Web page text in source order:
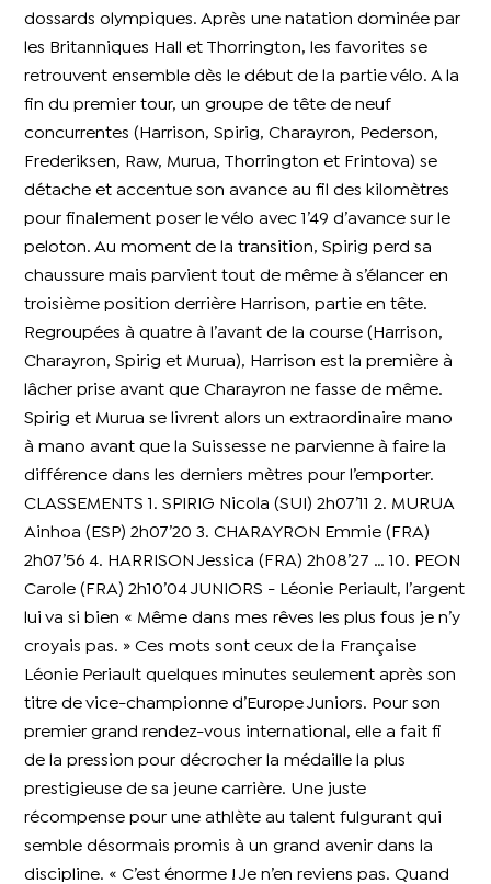
dossards olympiques. Après une natation dominée par
les Britanniques Hall et Thorrington, les favorites se
retrouvent ensemble dès le début de la partie vélo. A la
fin du premier tour, un groupe de tête de neuf
concurrentes (Harrison, Spirig, Charayron, Pederson,
Frederiksen, Raw, Murua, Thorrington et Frintova) se
détache et accentue son avance au fil des kilomètres
pour finalement poser le vélo avec 1’49 d’avance sur le
peloton. Au moment de la transition, Spirig perd sa
chaussure mais parvient tout de même à s’élancer en
troisième position derrière Harrison, partie en tête.
Regroupées à quatre à l’avant de la course (Harrison,
Charayron, Spirig et Murua), Harrison est la première à
lâcher prise avant que Charayron ne fasse de même.
Spirig et Murua se livrent alors un extraordinaire mano
à mano avant que la Suissesse ne parvienne à faire la
différence dans les derniers mètres pour l’emporter.
CLASSEMENTS 1. SPIRIG Nicola (SUI) 2h07’11 2. MURUA
Ainhoa (ESP) 2h07’20 3. CHARAYRON Emmie (FRA)
2h07’56 4. HARRISON Jessica (FRA) 2h08’27 … 10. PEON
Carole (FRA) 2h10’04 JUNIORS - Léonie Periault, l’argent
lui va si bien « Même dans mes rêves les plus fous je n’y
croyais pas. » Ces mots sont ceux de la Française
Léonie Periault quelques minutes seulement après son
titre de vice-championne d’Europe Juniors. Pour son
premier grand rendez-vous international, elle a fait fi
de la pression pour décrocher la médaille la plus
prestigieuse de sa jeune carrière. Une juste
récompense pour une athlète au talent fulgurant qui
semble désormais promis à un grand avenir dans la
discipline. « C’est énorme ! Je n’en reviens pas. Quand